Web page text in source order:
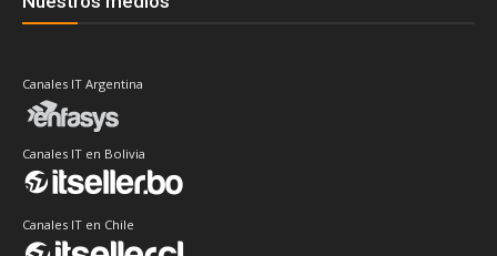
Canales IT Argentina
Canales IT en Bolivia
Canales IT en Chile